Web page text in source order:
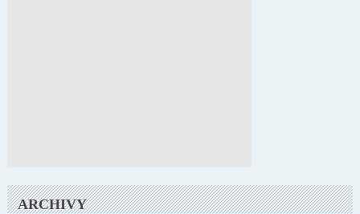
ARCHIVY